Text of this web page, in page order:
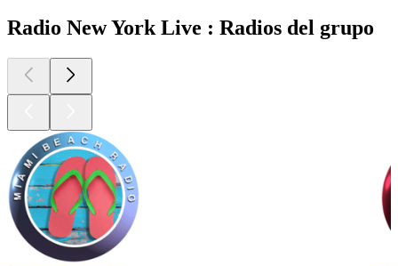
Radio New York Live : Radios del grupo